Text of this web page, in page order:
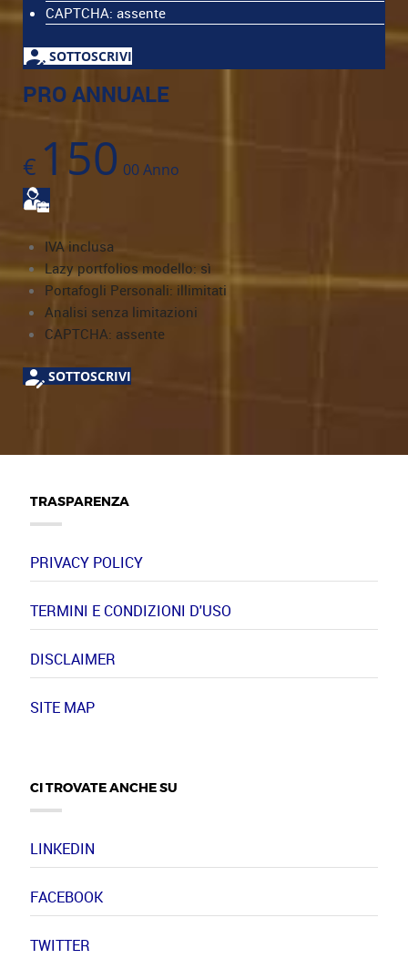
CAPTCHA: assente
SOTTOSCRIVI
PRO ANNUALE
€ 150 00Anno
IVA inclusa
Lazy portfolios modello: sì
Portafogli Personali: illimitati
Analisi senza limitazioni
CAPTCHA: assente
SOTTOSCRIVI
TRASPARENZA
PRIVACY POLICY
TERMINI E CONDIZIONI D'USO
DISCLAIMER
SITE MAP
CI TROVATE ANCHE SU
LINKEDIN
FACEBOOK
TWITTER